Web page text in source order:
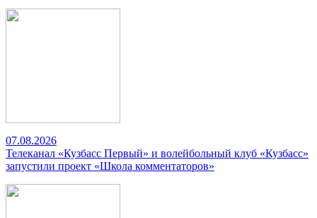
07.08.2026
Телеканал «Кузбасс Первый» и волейбольный клуб «Кузбасс»
запустили проект «Школа комментаторов»